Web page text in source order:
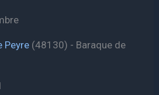
Peyre(48130) - Baraque de